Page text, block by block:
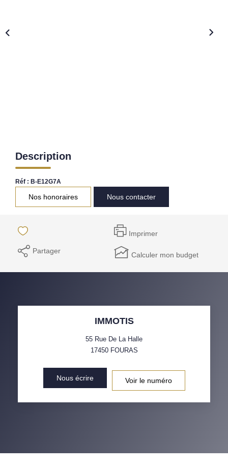
AGENCES
Qui Sommes Nous
Parrainage
Description
Réf : B-E12G7A
Nos honoraires Nous contacter
Imprimer
Partager Calculer mon budget
IMMOTIS
55 Rue De La Halle
17450 FOURAS
Nous écrire Voir le numéro